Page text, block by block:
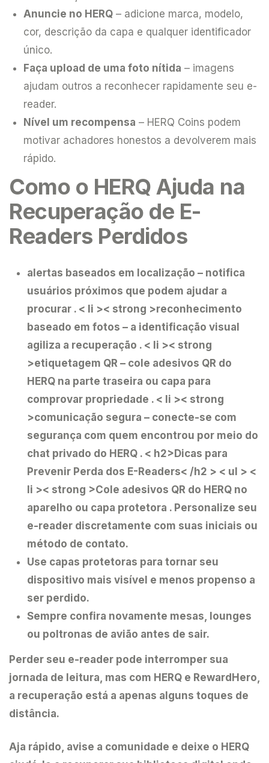
Anuncie no HERQ – adicione marca, modelo,
cor, descrição da capa e qualquer identificador
único.
Faça upload de uma foto nítida – imagens
ajudam outros a reconhecer rapidamente seu e-
reader.
Nível um recompensa – HERQ Coins podem
motivar achadores honestos a devolverem mais
rápido.
Como o HERQ Ajuda na
Recuperação de E-
Readers Perdidos
alertas baseados em localização – notifica
usuários próximos que podem ajudar a
procurar . < li >< strong >reconhecimento
baseado em fotos – a identificação visual
agiliza a recuperação . < li >< strong
>etiquetagem QR – cole adesivos QR do
HERQ na parte traseira ou capa para
comprovar propriedade . < li >< strong
>comunicação segura – conecte-se com
segurança com quem encontrou por meio do
chat privado do HERQ . < h2>Dicas para
Prevenir Perda dos E-Readers< /h2 > < ul > <
li >< strong >Cole adesivos QR do HERQ no
aparelho ou capa protetora . Personalize seu
e-reader discretamente com suas iniciais ou
método de contato.
Use capas protetoras para tornar seu
dispositivo mais visível e menos propenso a
ser perdido.
Sempre confira novamente mesas, lounges
ou poltronas de avião antes de sair.
Perder seu e-reader pode interromper sua
jornada de leitura, mas com HERQ e RewardHero
a recuperação está a apenas alguns toques de
distância.
Aja rápido, avise a comunidade e deixe o HERQ